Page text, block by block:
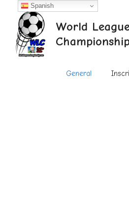
contenido
World
General
Spanish